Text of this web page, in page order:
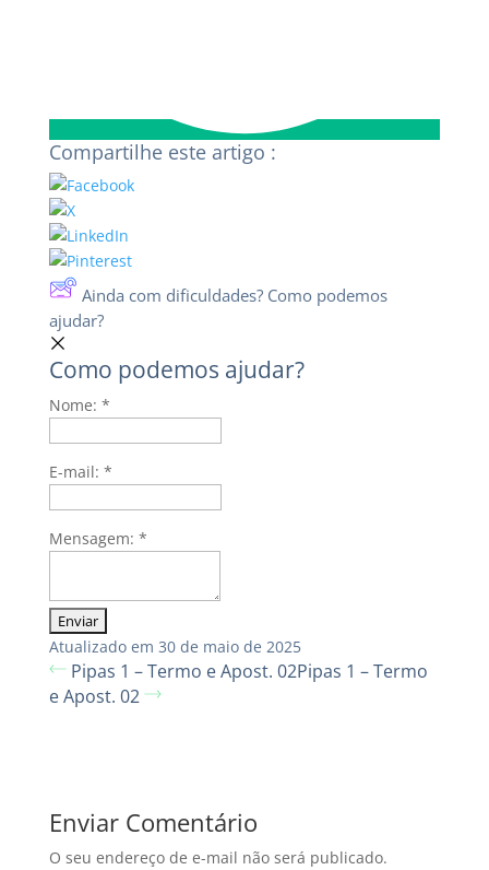
Compartilhe este artigo :
Ainda com dificuldades? Como podemos
ajudar?
Como podemos ajudar?
Nome: *
E-mail: *
Mensagem: *
Atualizado em 30 de maio de 2025
Pipas 1 – Termo e Apost. 02Pipas 1 – Termo
e Apost. 02
Enviar Comentário
O seu endereço de e-mail não será publicado.